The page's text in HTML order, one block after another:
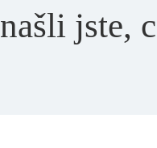
jste,